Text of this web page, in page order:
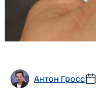
Антон Гросс